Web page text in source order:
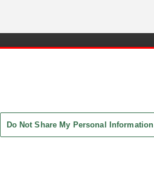
Do Not Share My Personal Information